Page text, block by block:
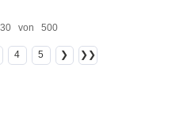
von 500
4 5 ❯ ❯❯